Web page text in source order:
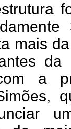
mais
da
a